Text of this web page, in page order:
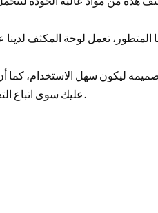
عليك سوى اتباع التعليمات الواضحة والاستمتاع بعملية إعداد خالية من المتاعب.